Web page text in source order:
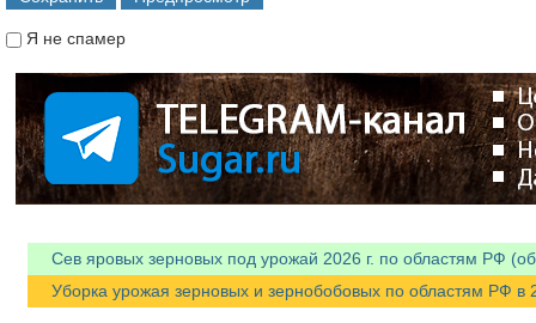
Я не спамер
Сев яровых зерновых под урожай 2026 г. по областям РФ
Уборка урожая зерновых и зернобобовых по областям РФ в